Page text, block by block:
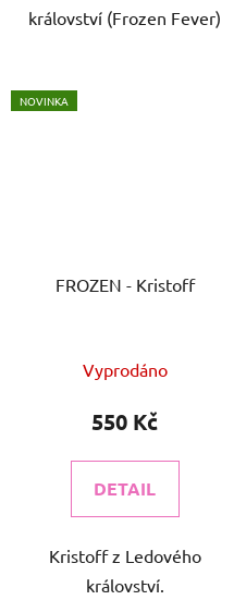
království (Frozen Fever)
NOVINKA
FROZEN - Kristoff
Vyprodáno
550 Kč
DETAIL
Kristoff z Ledového
království.